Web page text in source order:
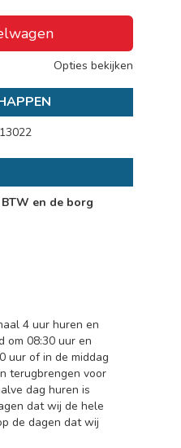
Opties bekijken
13022
en de borg
4 uur huren en
om 08:30 uur en
uur of in de middag
terugbrengen voor
dag huren is
dat wij de hele
de dagen dat wij